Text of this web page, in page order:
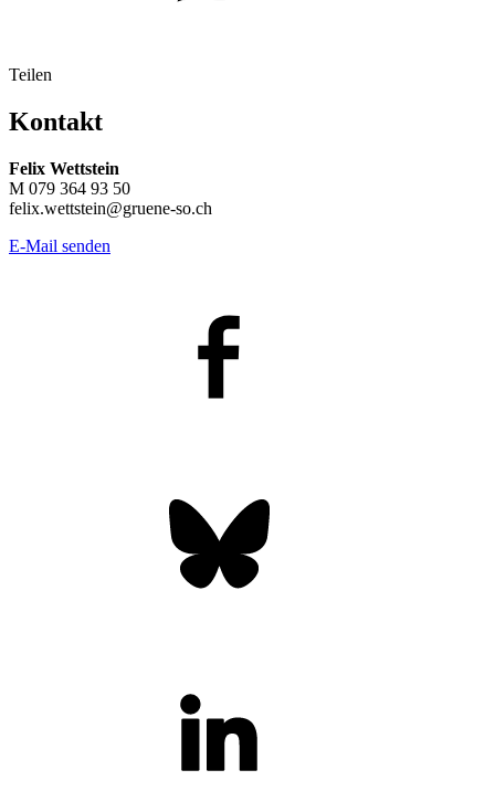
Teilen
Kontakt
Felix Wettstein
M 079 364 93 50
felix.wettstein@gruene-so.ch
E-Mail senden